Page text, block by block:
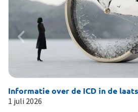
Informatie over de ICD in de
1 juli 2026